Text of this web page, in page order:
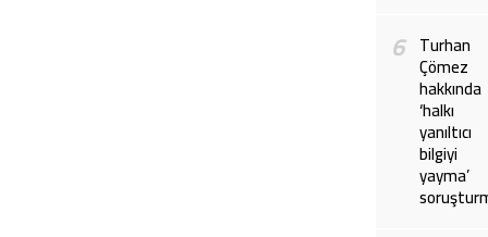
6 Turhan
Çömez
hakkında
‘halkı
yanıltıcı
bilgiyi
yayma’